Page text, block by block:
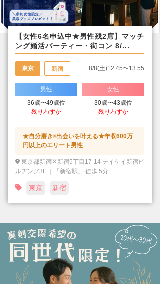
【女性6名申込中★男性残2席】マッチ
ング婚活パーティー・街コン 8/...
東京 新宿 8/8(土)12:45〜13:55
男性
36歳〜49歳位
残りわずか
女性
30歳〜43歳位
残りわずか
★自分磨き×出会いを叶える★年収600万
円以上のエリート男性
東京都新宿区新宿5丁目17-14 テイケイ新宿ビ
ルヂング3F ｜「新宿駅」 徒歩 5分
東京 新宿